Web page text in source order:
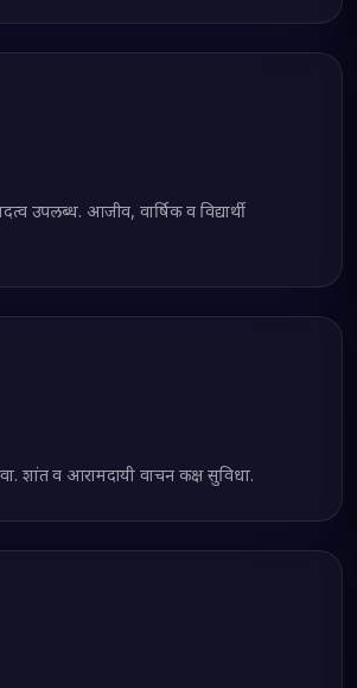
उपलब्ध. आजीव, वार्षिक व विद्यार्थी
शांत व आरामदायी वाचन कक्ष सुविधा.